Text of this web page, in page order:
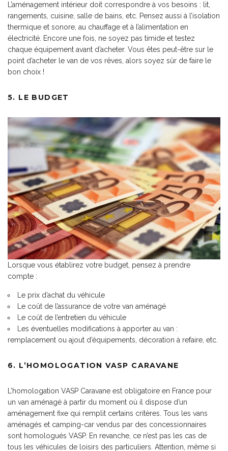
L’aménagement intérieur doit correspondre à vos besoins : lit,
rangements, cuisine, salle de bains, etc. Pensez aussi à l’isolation
thermique et sonore, au chauffage et à l’alimentation en
électricité. Encore une fois, ne soyez pas timide et testez
chaque équipement avant d’acheter. Vous êtes peut-être sur le
point d’acheter le van de vos rêves, alors soyez sûr de faire le
bon choix !
5. LE BUDGET
Lorsque vous établirez votre budget, pensez à prendre
compte :
Le prix d’achat du véhicule
Le coût de l’assurance de votre van aménagé
Le coût de l’entretien du véhicule
Les éventuelles modifications à apporter au van :
remplacement ou ajout d’équipements, décoration à refaire, etc.
6. L’HOMOLOGATION VASP CARAVANE
L’homologation VASP Caravane est obligatoire en France pour
un van aménagé à partir du moment où il dispose d’un
aménagement fixe qui remplit certains critères. Tous les vans
aménagés et camping-car vendus par des concessionnaires
sont homologués VASP. En revanche, ce n’est pas les cas de
tous les véhicules de loisirs des particuliers. Attention, même si